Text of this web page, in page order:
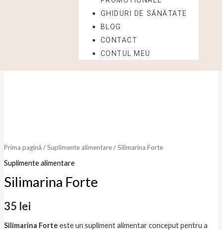
GHIDURI DE SĂNĂTATE
BLOG
CONTACT
CONTUL MEU
Prima pagină/Suplimente alimentare/ Silimarina Forte
Suplimente alimentare
Silimarina Forte
35 lei
Silimarina Forte este un supliment alimentar conceput pentru a